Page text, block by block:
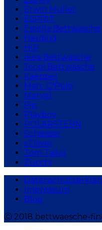
Erwin Müller
ESPRIT
Estella Bettwäsche
Herding
HIP
Ikea Bettwäsche
Joop! Bettwäsche
Kaeppel
Marc O'Polo
Marvel
Pip
Playboy
POLARSTERN
Schiesser
s.Oliver
Tom Tailor
Zucchi
Impressum
Blog
Ⓒ 2018 bettwaesche-